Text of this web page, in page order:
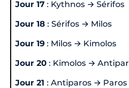
Jour 17 : Kythnos → Sérifos
Jour 18 : Sérifos → Milos
Jour 19 : Milos → Kimolos
Jour 20 : Kimolos →
Jour 21: Antiparos → Paros